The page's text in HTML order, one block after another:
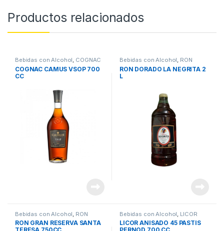
Productos relacionados
Bebidas con Alcohol, COGNAC
COGNAC CAMUS VSOP 700
CC
Bebidas con Alcohol, RON
RON DORADO LA NEGRITA 2
L
Bebidas con Alcohol RON
RON GRAN RESERVA SANTA
Bebidas con Alcohol LICOR
LICOR ANISADO 45 PASTIS